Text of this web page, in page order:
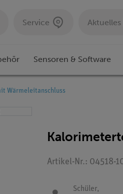
Service Aktuelles
Sensoren & Software
Wärmeleitanschluss
Artikel-Nr.: 04518-
Schüler,